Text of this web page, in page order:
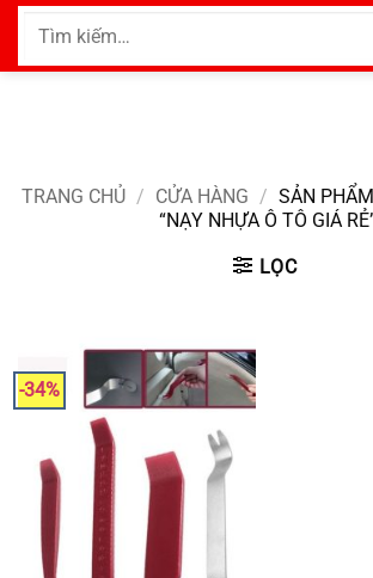
Bỏ
nội
Tìm
TRANG CHỦ / CỬA HÀNG / SẢN
“NẠY NHỰA Ô TÔ GIÁ
LỌC
-34%